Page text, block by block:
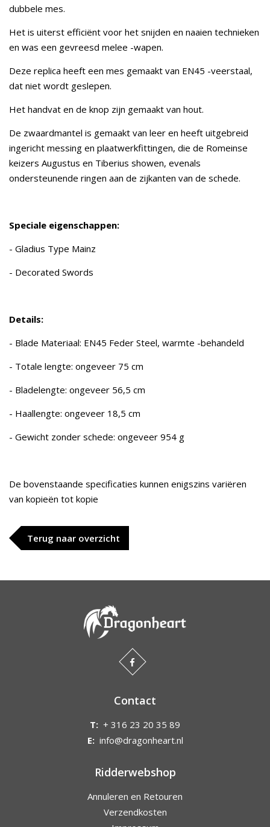
dubbele mes.
Het is uiterst efficiënt voor het snijden en naaien technieken
en was een gevreesd melee -wapen.
Deze replica heeft een mes gemaakt van EN45 -veerstaal,
dat niet wordt geslepen.
Het handvat en de knop zijn gemaakt van hout.
De zwaardmantel is gemaakt van leer en heeft uitgebreid
ingericht messing en plaatwerkfittingen, die de Romeinse
keizers Augustus en Tiberius showen, evenals
ondersteunende ringen aan de zijkanten van de schede.
Speciale eigenschappen:
- Gladius Type Mainz
- Decorated Swords
Details:
- Blade Materiaal: EN45 Feder Steel, warmte -behandeld
- Totale lengte: ongeveer 75 cm
- Bladelengte: ongeveer 56,5 cm
- Haallengte: ongeveer 18,5 cm
- Gewicht zonder schede: ongeveer 954 g
De bovenstaande specificaties kunnen enigszins variëren
van kopieën tot kopie
Terug naar overzicht
Contact
T: + 316 23 20 35 89
E: info@dragonheart.nl
Ridderwebshop
Annuleren en Retouren
Verzendkosten